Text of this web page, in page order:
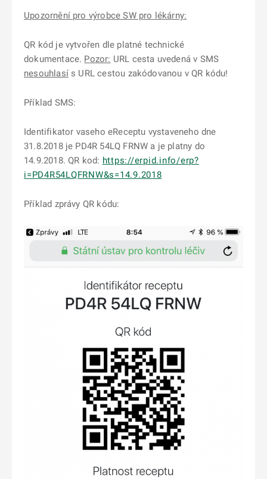
Upozornění pro výrobce SW pro lékárny:
QR kód je vytvořen dle platné technické
dokumentace. Pozor: URL cesta uvedená v SMS
nesouhlasís URL cestou zakódovanou v QR kódu!
Příklad SMS:
Identifikator vaseho eReceptu vystaveneho dne
31.8.2018 je PD4R 54LQ FRNW a je platny do
14.9.2018. QR kod: https://erpid.info/erp?
i=PD4R54LQFRNW&s=14.9.2018
Příklad zprávy QR kódu: